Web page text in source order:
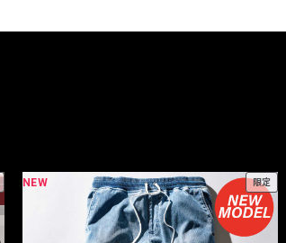
スブランド
NEW 限定